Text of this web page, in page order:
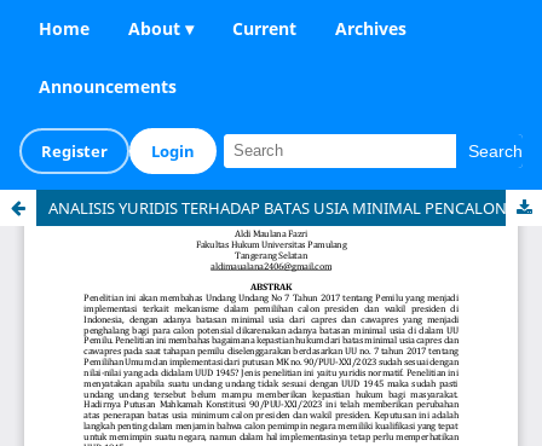
Home About ▾ Current Archives
Announcements
Register Login Search
ANALISIS YURIDIS TERHADAP BATAS USIA MINIMAL PENCALONAN PRESIDEN DAN WAKIL PRESIDEN BERDASARKAN KETENTUAN UNDANG-UNDANG NO. 7 TAHUN 2017 TENTANG PEMILIHAN UMUM (Analisis Putusan Mahkamah Konstitusi Nomor 90/PUU-XXI/2023)